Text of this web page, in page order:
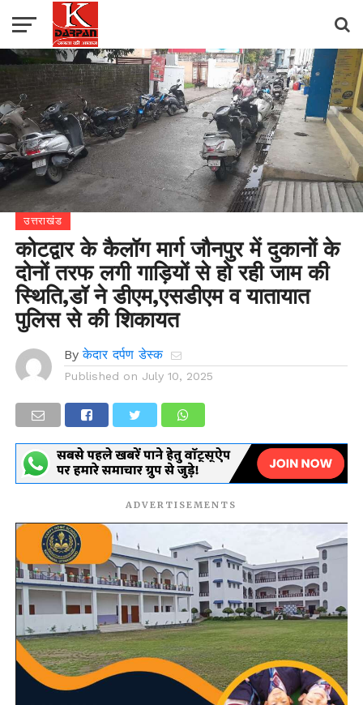
उत्तराखंड
कोटद्वार के कैलॉग मार्ग जौनपुर में दुकानों के
दोनों तरफ लगी गाड़ियों से हो रही जाम की
स्थिति,डॉ ने डीएम,एसडीएम व यातायात
पुलिस से की शिकायत
By केदार दर्पण डेस्क
Published on July 10, 2025
ADVERTISEMENTS